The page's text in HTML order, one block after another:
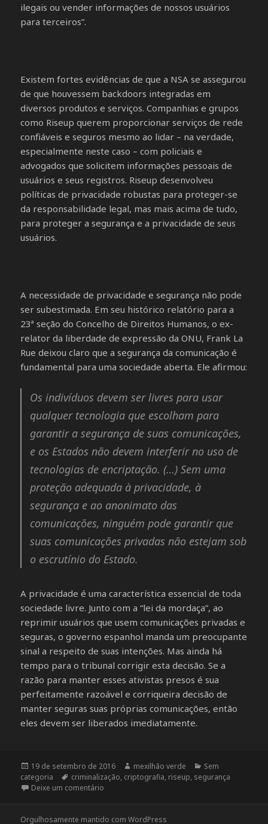
ilegais ou vender informações de nossos usuários
para terceiros”.
Existem fortes evidências de que a NSA se assegurou
de que houvessem backdoors integradas em
diversos produtos e serviços. Companhias e grupos
como Riseup querem proporcionar serviços de rede
confiáveis e seguros mesmo ao lidar – na verdade,
especialmente neste caso – com policiais e
advogados que solicitem informações pessoais de
usuários e seus registros. Riseup desenvolveu
políticas de privacidade robustas para proteger-se
da responsabilidade legal, mas mais acima de tudo,
para proteger a segurança e a privacidade de seus
usuários.
A necessidade de privacidade e segurança não pode
ser subestimada. Em seu histórico relatório para a
23ª seção do Concelho de Direitos Humanos, o ex-
relator da liberdade de expressão da ONU, Frank La
Rue deixou claro que a segurança da comunicação é
fundamental para uma sociedade aberta. Ele afirmou:
Os indivíduos devem ser livres para usar
qualquer tecnologia que escolham para
garantir a segurança de suas comunicações,
e os Estados não devem interferir no uso de
tecnologias de encriptação. (…) Sem uma
proteção adequada à privacidade, à
segurança e ao anonimato das
comunicações, ninguém pode garantir que
suas comunicações privadas não estejam sob
o escrutínio do Estado.
A privacidade é uma característica essencial de toda
sociedade livre. Junto com a “lei da mordaça”, ao
reprimir usuários que usem comunicações privadas e
seguras, o governo espanhol manda um preocupante
sinal a respeito de suas intenções. Mas ainda há
tempo para o tribunal corrigir esta decisão. Se a
razão para manter esses ativistas presos é sua
perfeitamente razoável e corriqueira decisão de
manter seguras suas próprias comunicações, então
eles devem ser liberados imediatamente.
Publicado
em
19 de setembro de 2016 Autor
mexilhão verde Categorias
Sem
categoria
Tags
criminalização, criptografia, riseup, segurança
Deixe um comentário
Orgulhosamente mantido com WordPress